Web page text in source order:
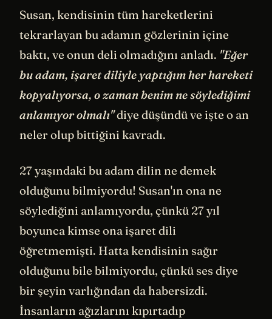
Susan, kendisinin tüm hareketlerini
tekrarlayan bu adamın gözlerinin içine
baktı, ve onun deli olmadığını anladı. "Eğer
bu adam, işaret diliyle yaptığım her hareketi
kopyalıyorsa, o zaman benim ne söylediğimi
anlamıyor olmalı"diye düşündü ve işte o an
neler olup bittiğini kavradı.
27 yaşındaki bu adam dilin ne demek
olduğunu bilmiyordu! Susan'ın ona ne
söylediğini anlamıyordu, çünkü 27 yıl
boyunca kimse ona işaret dili
öğretmemişti. Hatta kendisinin sağır
olduğunu bile bilmiyordu, çünkü ses diye
bir şeyin varlığından da habersizdi.
İnsanların ağızlarını kıpırtadıp